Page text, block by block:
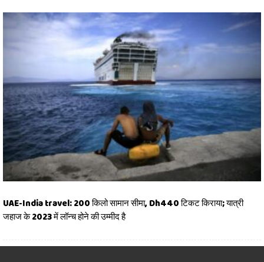
UAE-India travel: 200 किलो सामान सीमा, Dh440 टिकट किराया; यात्री
जहाज के 2023 में लॉन्च होने की उम्मीद है